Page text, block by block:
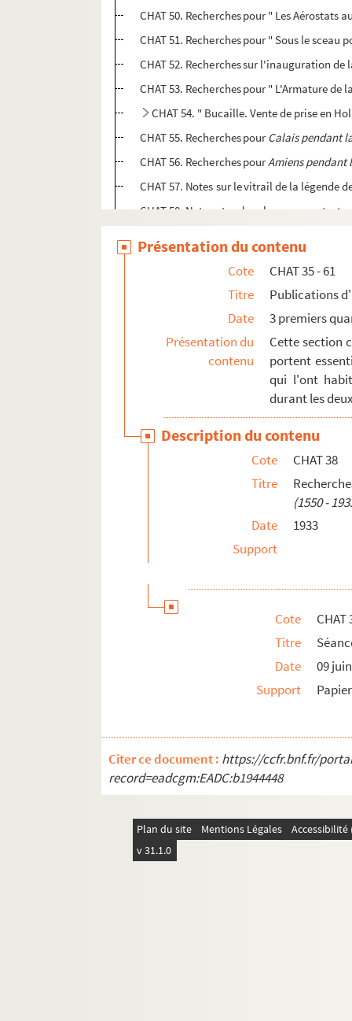
CHAT 50. Recherches pour " Les Aérostats
CHAT 51. Recherches pour " Sous le
CHAT 52. Recherches sur l'inauguration
CHAT 53. Recherches pour " L'Armature de
CHAT 54. " Bucaille. Vente de prise en
CHAT 55. Recherches pourCalais pendant
CHAT 56. Recherches pourAmiens pendant
CHAT 57. Notes sur le vitrail de la légende
CHAT 58. Notes et recherches pour un
CHAT 63 - 104. Photographies
CHAT 105 - 113. Autres documents
Présentation du contenu
Cote
CHAT 35 - 61
Titre
Publications d'
Date
3 premiers
Présentation du
contenu
Cette section
portent
qui l'ont
durant les
Description du contenu
Cote
CHAT 38
Titre
(1550 -
Date
1933
Support
Cote
CHAT
Titre
Date
09
Support
Papier
Citer ce document : https://ccfr.bnf.fr/
record=eadcgm:EADC:b1944448
Plan du site Mentions Légales
v 31.1.0